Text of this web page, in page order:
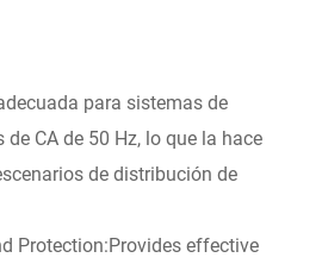
para sistemas de
CA de 50 Hz, lo que la hace
de distribución de
Protection:Provides effective